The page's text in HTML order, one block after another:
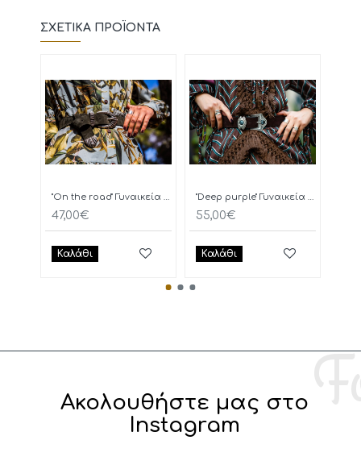
ΣΧΕΤΙΚΆ ΠΡΟΪΌΝΤΑ
"On the road" Γυναικεία Ζώνη
47,00€
Καλάθι
"Deep purple" Γυναικεία Ζώνη
55,00€
Καλάθι
Ακολουθήστε μας στο
Instagram